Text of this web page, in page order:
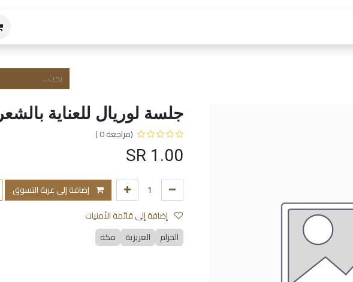
جلسة لوريال للعناية بالشعر
(مراجعة 0 )
1.00
إضافة إلى عربة التسوق
الحزام
العزيزية مكة